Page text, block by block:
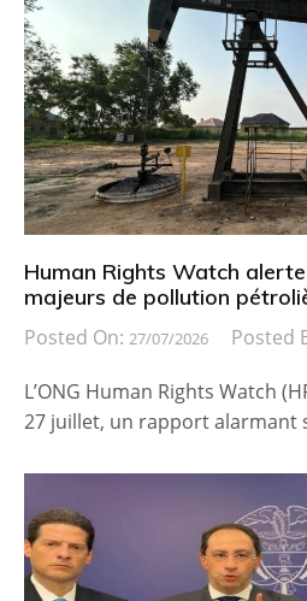
Human Rights Watch
majeurs de pollution
Posted On: 27/07/2026 Posted
L’ONG Human Rights Watch
27 juillet, un rapport alarmant